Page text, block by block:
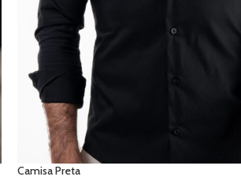
Camisa Preta